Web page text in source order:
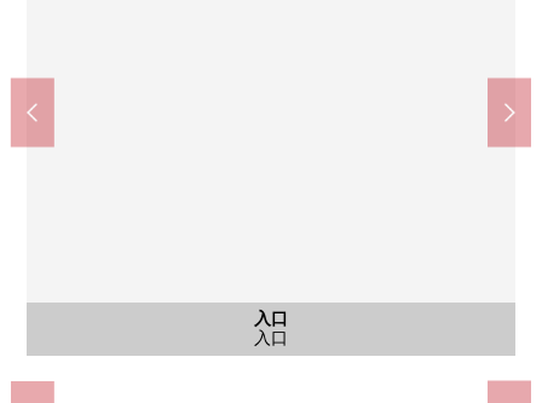
入口
入口
外观
外观
客厅
客厅
客厅
客厅
客厅
客厅
厨房
厨房
西式房间
西式房间
西式房间
西式房间
公共汽车
洗脸
厕所
厕所
收纳
收纳
门口
门口
门口
阳台
阳台
入口
入口
入口
入口
入口
入口
入口
入口
入口
共有部分
共有部分
自行车停放处
共有部分
快递保管柜
共有部分